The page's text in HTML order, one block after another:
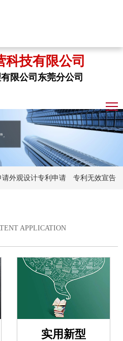
科技有限公司
限公司东莞分公司
请外观设计专利申请 专利无效宣告
APPLICATION
实用新型